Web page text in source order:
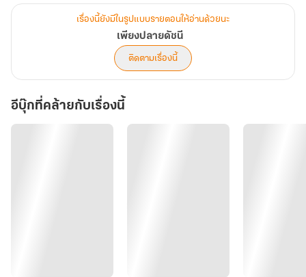
เรื่องนี้ยังมีในรูปแบบรายตอนให้อ่านด้วยนะ
เพียงปลายดัชนี
ติดตามเรื่องนี้
อีบุ๊กที่คล้ายกับเรื่องนี้